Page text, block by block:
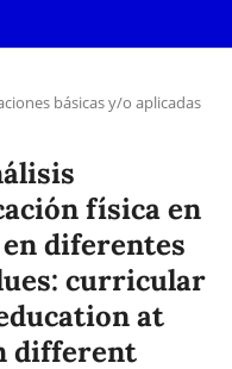
básicas y/o aplicadas
física en
diferentes
curricular
at
different